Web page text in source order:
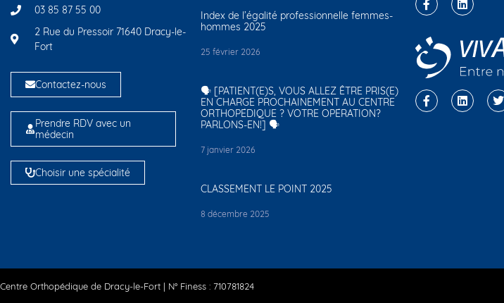
03 85 87 55 00
2 Rue du Pressoir 71640 Dracy-le-
Fort
Contactez-nous
Prendre RDV avec un
médecin
Choisir une spécialité
Index de l’égalité professionnelle femmes-
hommes 2025
25 février 2026
🗣️ [PATIENT(E)S, VOUS ALLEZ ÊTRE PRIS(E)
EN CHARGE PROCHAINEMENT AU CENTRE
ORTHOPÉDIQUE ? VOTRE OPÉRATION?
PARLONS-EN!] 🗣️
7 janvier 2026
CLASSEMENT LE POINT 2025
8 décembre 2025
Centre Orthopédique de Dracy-le-Fort | N° Finess : 710781824